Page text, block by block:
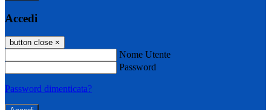
Accedi
button close ×
Nome Utente
Password
Password dimenticata?